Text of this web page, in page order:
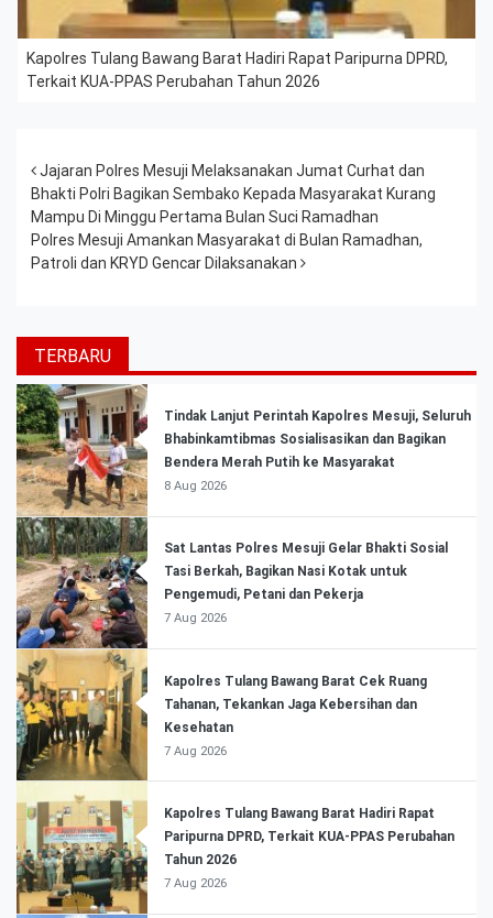
Kapolres Tulang Bawang Barat Hadiri Rapat Paripurna DPRD,
Terkait KUA-PPAS Perubahan Tahun 2026
Post navigation
Jajaran Polres Mesuji Melaksanakan Jumat Curhat dan
Bhakti Polri Bagikan Sembako Kepada Masyarakat Kurang
Mampu Di Minggu Pertama Bulan Suci Ramadhan
Polres Mesuji Amankan Masyarakat di Bulan Ramadhan,
Patroli dan KRYD Gencar Dilaksanakan
TERBARU
Tindak Lanjut Perintah Kapolres Mesuji, Seluruh
Bhabinkamtibmas Sosialisasikan dan Bagikan
Bendera Merah Putih ke Masyarakat
8 Aug 2026
Sat Lantas Polres Mesuji Gelar Bhakti Sosial
Tasi Berkah, Bagikan Nasi Kotak untuk
Pengemudi, Petani dan Pekerja
7 Aug 2026
Kapolres Tulang Bawang Barat Cek Ruang
Tahanan, Tekankan Jaga Kebersihan dan
Kesehatan
7 Aug 2026
Kapolres Tulang Bawang Barat Hadiri Rapat
Paripurna DPRD, Terkait KUA-PPAS Perubahan
Tahun 2026
7 Aug 2026